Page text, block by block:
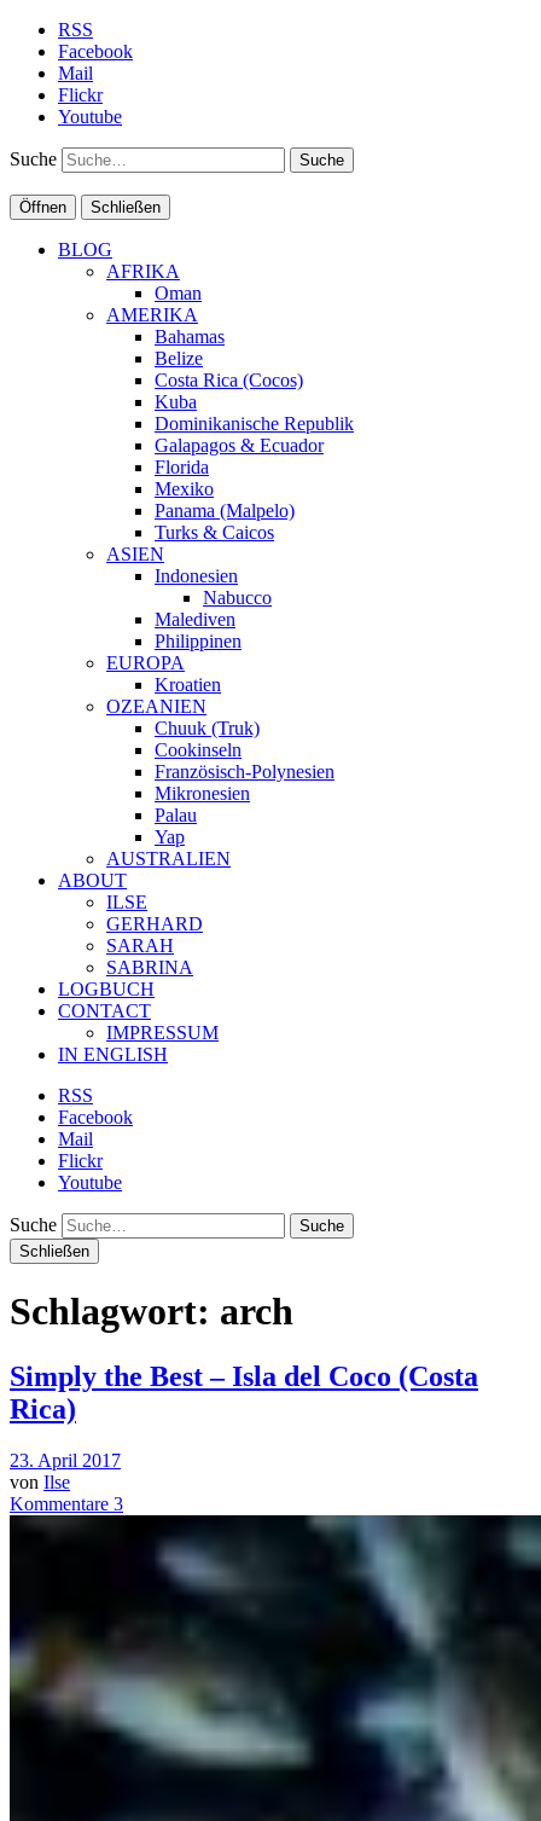
RSS
Facebook
Mail
Flickr
Youtube
Suche
Öffnen Schließen
BLOG
AFRIKA
Oman
AMERIKA
Bahamas
Belize
Costa Rica (Cocos)
Kuba
Dominikanische Republik
Galapagos & Ecuador
Florida
Mexiko
Panama (Malpelo)
Turks & Caicos
ASIEN
Indonesien
Nabucco
Malediven
Philippinen
EUROPA
Kroatien
OZEANIEN
Chuuk (Truk)
Cookinseln
Französisch-Polynesien
Mikronesien
Palau
Yap
AUSTRALIEN
ABOUT
ILSE
GERHARD
SARAH
SABRINA
LOGBUCH
CONTACT
IMPRESSUM
IN ENGLISH
RSS
Facebook
Mail
Flickr
Youtube
Suche
Schließen
Schlagwort: arch
Simply the Best – Isla del Coco (Costa
Rica)
23. April 2017
von Ilse
Kommentare 3